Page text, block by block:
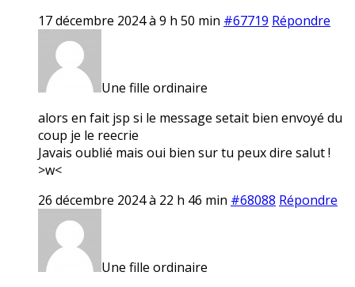
17 décembre 2024 à 9 h 50 min #67719 Répondre
Une fille ordinaire
alors en fait jsp si le message setait bien envoyé du
coup je le reecrie
Javais oublié mais oui bien sur tu peux dire salut !
>w<
26 décembre 2024 à 22 h 46 min #68088 Répondre
Une fille ordinaire